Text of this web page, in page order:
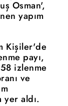
Osman',
yapım
Kişiler'de
payı,
izlenme
ve
aldı.